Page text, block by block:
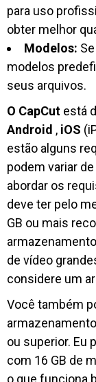
para uso
obter melhor
Modelos:
modelos
seus arquivos.
O CapCut está
Android , iOS
estão alguns
podem variar
abordar os
deve ter pelo
GB ou mais
de vídeo
considere um
Você também
ou superior. Eu
com 16 GB de
o que funciona